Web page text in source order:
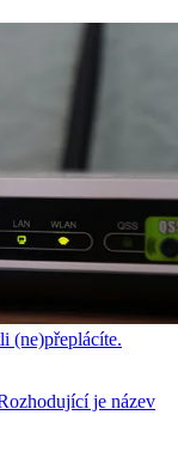
(ne)přeplácíte.
je název